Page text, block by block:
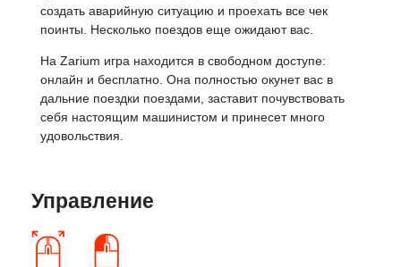
создать аварийную ситуацию и проехать все чек
поинты. Несколько поездов еще ожидают вас.
На Zarium игра находится в свободном доступе:
онлайн и бесплатно. Она полностью окунет вас в
дальние поездки поездами, заставит почувствовать
себя настоящим машинистом и принесет много
удовольствия.
Управление